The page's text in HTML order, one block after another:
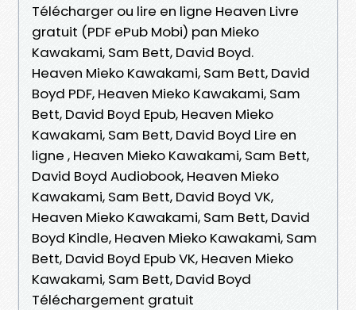
Télécharger ou lire en ligne Heaven Livre
gratuit (PDF ePub Mobi) pan Mieko
Kawakami, Sam Bett, David Boyd.
Heaven Mieko Kawakami, Sam Bett, David
Boyd PDF, Heaven Mieko Kawakami, Sam
Bett, David Boyd Epub, Heaven Mieko
Kawakami, Sam Bett, David Boyd Lire en
ligne , Heaven Mieko Kawakami, Sam Bett,
David Boyd Audiobook, Heaven Mieko
Kawakami, Sam Bett, David Boyd VK,
Heaven Mieko Kawakami, Sam Bett, David
Boyd Kindle, Heaven Mieko Kawakami, Sam
Bett, David Boyd Epub VK, Heaven Mieko
Kawakami, Sam Bett, David Boyd
Téléchargement gratuit